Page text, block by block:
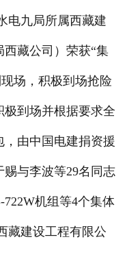
电九局所属西藏建
藏公司）荣获“集
场，积极到场抢险
到场并根据要求全
由中国电建捐资援
与李波等29名同志
机组等4个集体
藏建设工程有限公